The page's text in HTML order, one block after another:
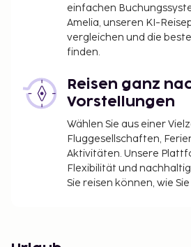
einfachen
Amelia, unseren KI-
vergleichen und die
finden.
Reisen ganz
Vorstellungen
Wählen Sie aus einer
Fluggesellschaften,
Aktivitäten. Unsere
Flexibilität und
Sie reisen können, wie